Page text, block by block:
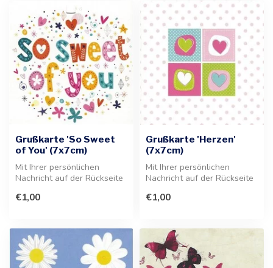
Grußkarte 'So Sweet
of You' (7x7cm)
Mit Ihrer persönlichen
Nachricht auf der Rückseite
ideal...
€1,00
Grußkarte 'Herzen'
(7x7cm)
Mit Ihrer persönlichen
Nachricht auf der Rückseite
perfe...
€1,00